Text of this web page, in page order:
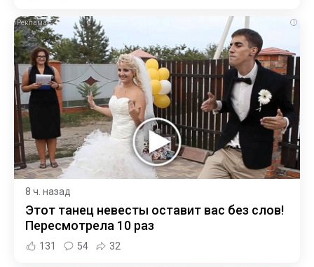
i
8 ч. назад
Этот танец невесты оставит вас без слов!
Пересмотрела 10 раз
131 54 32